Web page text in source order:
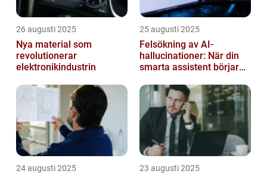
26 augusti 2025
Nya material som
revolutionerar
elektronikindustrin
25 augusti 2025
Felsökning av AI-
hallucinationer: När din
smarta assistent börjar
24 augusti 2025 23 augusti 2025